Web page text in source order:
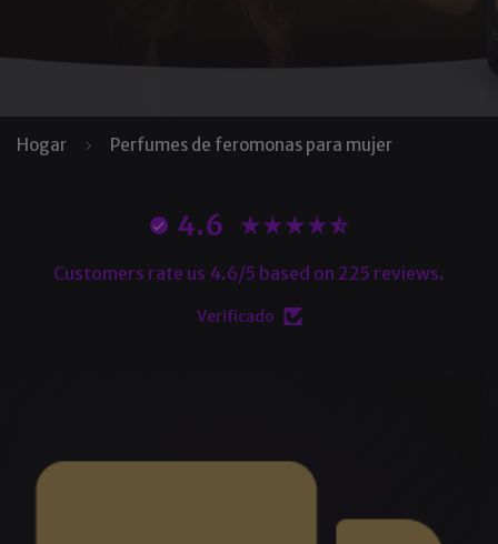
Hogar Perfumes de feromonas para mujer
4.6
Customers rate us 4.6/5 based on 225 reviews.
Verificado